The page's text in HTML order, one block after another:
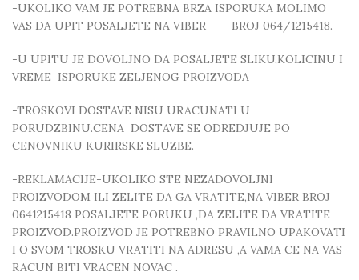
-UKOLIKO VAM JE POTREBNA BRZA ISPORUKA MOLIMO
VAS DA UPIT POSALJETE NA VIBER BROJ 064/1215418.
-U UPITU JE DOVOLJNO DA POSALJETE SLIKU,KOLICINU I
VREME ISPORUKE ZELJENOG PROIZVODA
-TROSKOVI DOSTAVE NISU URACUNATI U
PORUDZBINU.CENA DOSTAVE SE ODREDJUJE PO
CENOVNIKU KURIRSKE SLUZBE.
-REKLAMACIJE-UKOLIKO STE NEZADOVOLJNI
PROIZVODOM ILI ZELITE DA GA VRATITE,NA VIBER BROJ
0641215418 POSALJETE PORUKU ,DA ZELITE DA VRATITE
PROIZVOD.PROIZVOD JE POTREBNO PRAVILNO UPAKOVATI
I O SVOM TROSKU VRATITI NA ADRESU ,A VAMA CE NA VAS
RACUN BITI VRACEN NOVAC .